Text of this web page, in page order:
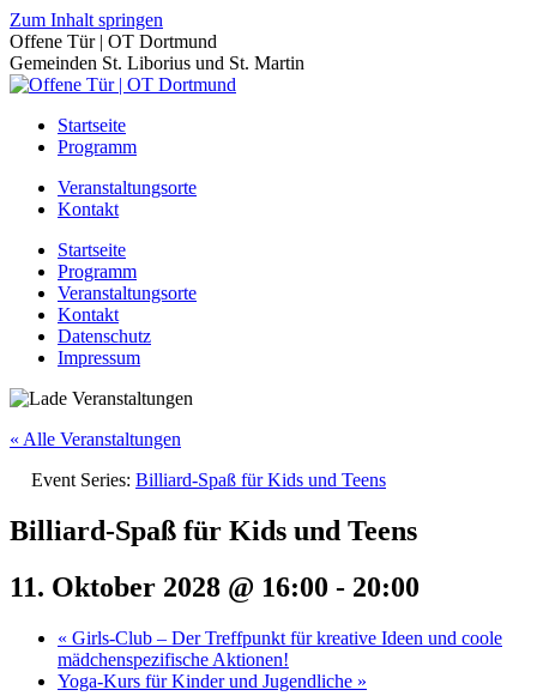
Zum Inhalt springen
Offene Tür | OT Dortmund
Gemeinden St. Liborius und St. Martin
Startseite
Programm
Veranstaltungsorte
Kontakt
Startseite
Programm
Veranstaltungsorte
Kontakt
Datenschutz
Impressum
« Alle Veranstaltungen
Event Series: Billiard-Spaß für Kids und Teens
Billiard-Spaß für Kids und Teens
11. Oktober 2028 @ 16:00 - 20:00
« Girls-Club – Der Treffpunkt für kreative Ideen und coole
mädchenspezifische Aktionen!
Yoga-Kurs für Kinder und Jugendliche »